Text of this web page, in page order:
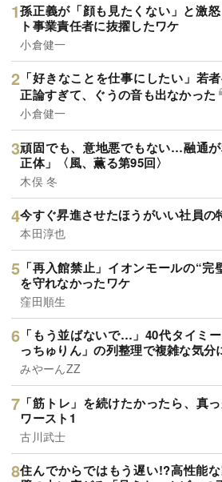
孫正義が「顔も見たくない」と激
ト事業責任者に抜擢したワケ
小倉健一
「好きなことを仕事にしたい」若
正論すぎて、ぐうの音も出なかった
小倉健一
頑固でも、意地悪でもない…融通
正体」〈風、薫る第95回〉
木俣 冬
今すぐ昇進させたほうがいい社員の
本田淳也
「再入館禁止」イオンモールの“
を守れなかったワケ
窪田順生
「もう並ばないで…」40代タイミ
っちゅりん」の列整理で複雑な気分
みやーんZZ
「筋トレ」を続けたかったら、真
ワースト1
古川武士
住んでからではもう遅い!?高性能